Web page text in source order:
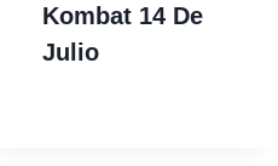
Kombat 14 De
Julio